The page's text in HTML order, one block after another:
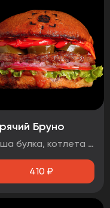
Бруно
Наша булка, котлета говяжья, помидор, лук маринованный, лист салата, соус барбекю, перец болгарский тушеный, халапеньо, сыр чеддер, острый соус.
410 ₽